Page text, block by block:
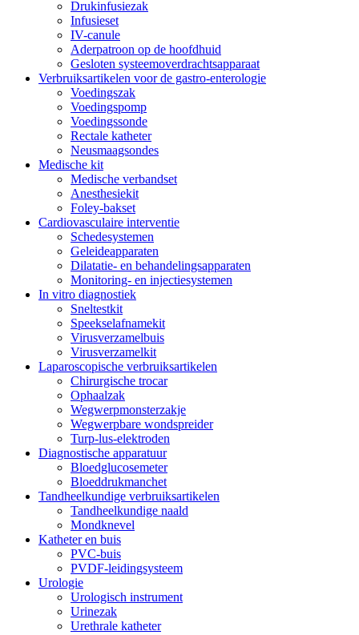
Drukinfusiezak
Infusieset
IV-canule
Aderpatroon op de hoofdhuid
Gesloten systeemoverdrachtsapparaat
Verbruiksartikelen voor de gastro-enterologie
Voedingszak
Voedingspomp
Voedingssonde
Rectale katheter
Neusmaagsondes
Medische kit
Medische verbandset
Anesthesiekit
Foley-bakset
Cardiovasculaire interventie
Schedesystemen
Geleideapparaten
Dilatatie- en behandelingsapparaten
Monitoring- en injectiesystemen
In vitro diagnostiek
Sneltestkit
Speekselafnamekit
Virusverzamelbuis
Virusverzamelkit
Laparoscopische verbruiksartikelen
Chirurgische trocar
Ophaalzak
Wegwerpmonsterzakje
Wegwerpbare wondspreider
Turp-lus-elektroden
Diagnostische apparatuur
Bloedglucosemeter
Bloeddrukmanchet
Tandheelkundige verbruiksartikelen
Tandheelkundige naald
Mondknevel
Katheter en buis
PVC-buis
PVDF-leidingsysteem
Urologie
Urologisch instrument
Urinezak
Urethrale katheter